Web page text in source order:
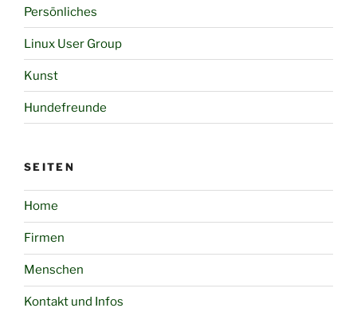
Persönliches
Linux User Group
Kunst
Hundefreunde
SEITEN
Home
Firmen
Menschen
Kontakt und Infos